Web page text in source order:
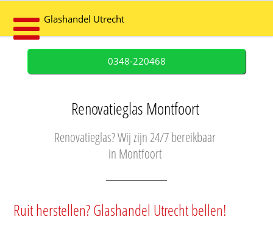
Glashandel Utrecht
0348-220468
Renovatieglas Montfoort
Renovatieglas? Wij zijn 24/7 bereikbaar
in Montfoort
Ruit herstellen? Glashandel Utrecht bellen!